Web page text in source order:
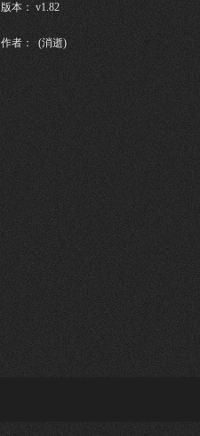
版本： v1.82
作者： (消逝)